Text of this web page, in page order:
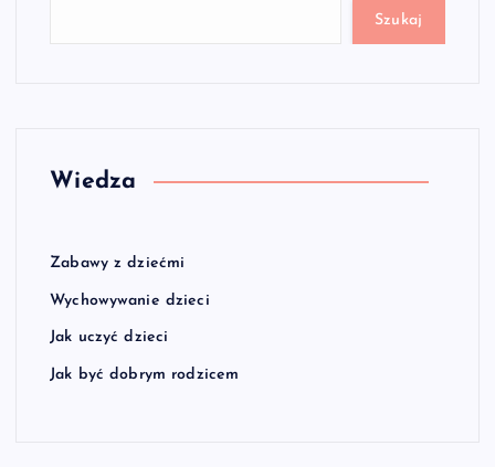
Szukaj
Wiedza
Zabawy z dziećmi
Wychowywanie dzieci
Jak uczyć dzieci
Jak być dobrym rodzicem